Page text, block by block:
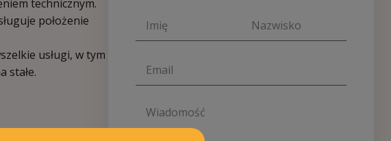
technicznym.
położenie
usługi, w tym
stałe.